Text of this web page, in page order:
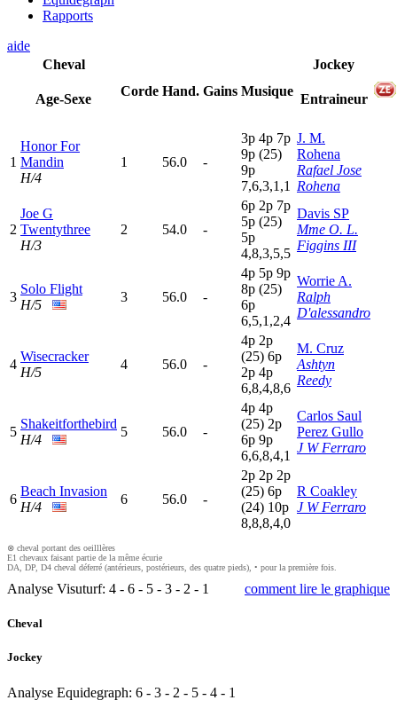
Rapports
aide
Cheval
Age-Sexe
Corde Hand. Gains Musique
Jockey
Entraineur
1
Honor For
Mandin
H/4
1 56.0 -
3p 4p 7p
9p (25)
9p
7,6,3,1,1
J. M.
Rohena
Rafael Jose
Rohena
2
Joe G
Twentythree
H/3
2 54.0 -
6p 2p 7p
5p (25)
5p
4,8,3,5,5
Davis SP
Mme O. L.
Figgins III
3
Solo Flight
H/5
3 56.0 -
4p 5p 9p
8p (25)
6p
6,5,1,2,4
Worrie A.
Ralph
D'alessandro
4
Wisecracker
H/5
4 56.0 -
4p 2p
(25) 6p
2p 4p
6,8,4,8,6
M. Cruz
Ashtyn
Reedy
5
Shakeitforthebird
H/4
5 56.0 -
4p 4p
(25) 2p
6p 9p
6,6,8,4,1
Carlos Saul
Perez Gullo
J W Ferraro
6
Beach Invasion
H/4
6 56.0 -
2p 2p 2p
(25) 6p
(24) 10p
8,8,8,4,0
R Coakley
J W Ferraro
⊗ cheval portant des oeilllères
E1 chevaux faisant partie de la même écurie
DA, DP, D4 cheval déferré (antérieurs, postérieurs, des quatre pieds), • pour la première fois.
Analyse Visuturf: 4 - 6 - 5 - 3 - 2 - 1 comment lire le graphique
Cheval
Jockey
Analyse Equidegraph: 6 - 3 - 2 - 5 - 4 - 1